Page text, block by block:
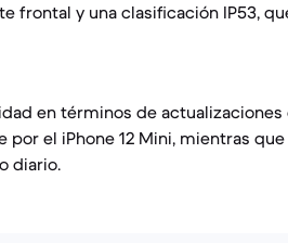
frontal y una clasificación IP53,
en términos de
el iPhone 12 Mini, mientras que
diario.